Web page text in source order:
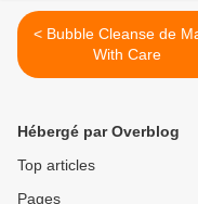
< Bubble Cleanse de Made
With Care
Hébergé par Overblog
Top articles
Pages